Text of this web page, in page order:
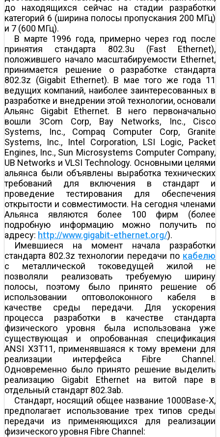
до находящихся сейчас на стадии разработки
категорий 6 (ширина полосы пропускания 200 МГц)
и 7 (600 МГц).
В марте 1996 года, примерно через год после
принятия стандарта 802.3u (Fast Ethernet),
положившего начало масштабируемости Ethernet,
принимается решение о разработке стандарта
802.3z (Gigabit Ethernet). В мае того же года 11
ведущих компаний, наиболее заинтересованных в
разработке и внедрении этой технологии, основали
Альянс Gigabit Ethernet. В него первоначально
вошли 3Com Corp, Bay Networks, Inc., Cisco
Systems, Inc., Compaq Computer Corp, Granite
Systems, Inc., Intel Corporation, LSI Logic, Packet
Engines, Inc., Sun Microsystems Computer Company,
UB Networks и VLSI Technology. Основными целями
альянса были объявлены выработка технических
требований для включения в стандарт и
проведение тестирования для обеспечения
открытости и совместимости. На сегодня членами
Альянса являются более 100 фирм (более
подробную информацию можно получить по
адресу: http://www.gigabit-ethernet.org/).
Имевшиеся на момент начала разработки
стандарта 802.3z технологии передачи по кабелю
с металлической токоведущей жилой не
позволяли реализовать требуемую ширину
полосы, поэтому было принято решение об
использовании оптоволоконного кабеля в
качестве среды передачи. Для ускорения
процесса разработки в качестве стандарта
физического уровня была использована уже
существующая и опробованная спецификация
ANSI X3T11, применявшаяся к тому времени для
реализации интерфейса Fibre Channel.
Одновременно было принято решение выделить
реализацию Gigabit Ethernet на витой паре в
отдельный стандарт 802.3ab.
Стандарт, носящий общее название 1000Base-X,
предполагает использование трех типов среды
передачи из применяющихся для реализации
физического уровня Fibre Channel: